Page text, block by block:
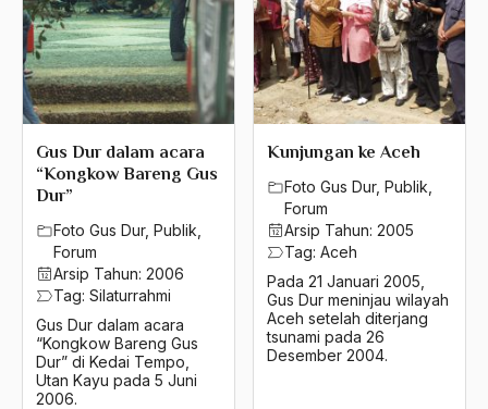
Gus Dur dalam acara
“Kongkow Bareng Gus
Dur”
Foto Gus Dur, Publik
Forum
Arsip Tahun: 2006
Tag: Silaturrahmi
Gus Dur dalam acara
“Kongkow Bareng Gus
Dur” di Kedai Tempo,
Utan Kayu pada 5 Juni
2006.
Kunjungan ke Aceh
Foto Gus Dur, Publik
Forum
Arsip Tahun: 2005
Tag: Aceh
Pada 21 Januari 2005,
Gus Dur meninjau wilayah
Aceh setelah diterjang
tsunami pada 26
Desember 2004.
2022
2021
2020
2019
2018
2017
2016
2014
2013